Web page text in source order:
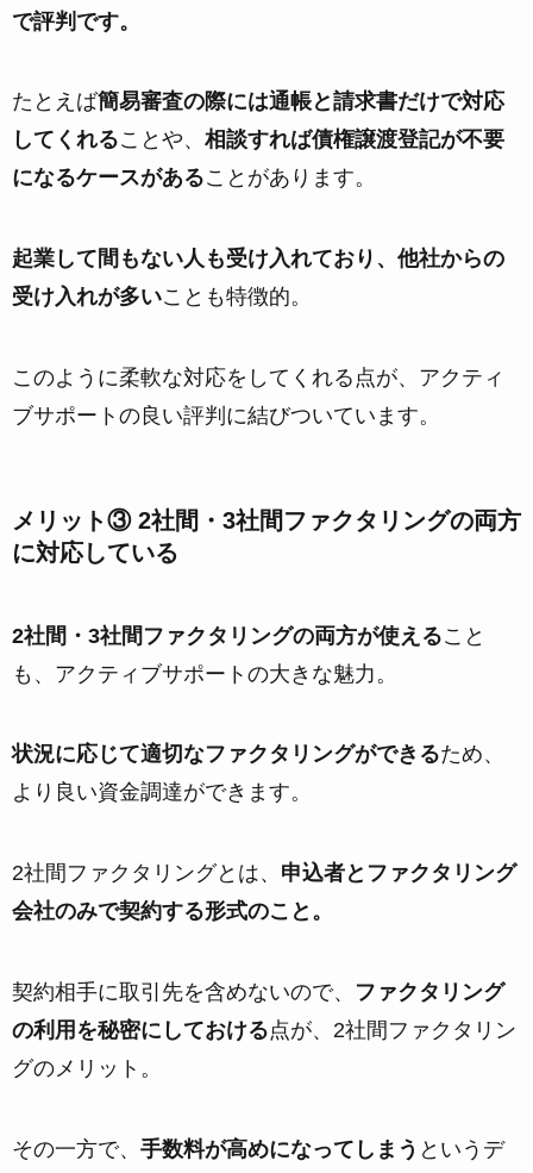
で評判です。
たとえば簡易審査の際には通帳と請求書だけで対応
してくれることや、 相談すれば債権譲渡登記が不要
になるケースがあることがあります。
起業して間もない人も受け入れており、他社からの
受け入れが多いことも特徴的。
このように柔軟な対応をしてくれる点が、アクティ
ブサポートの良い評判に結びついています。
メリット③ 2社間・3社間ファクタリングの両方
に対応している
2社間・3社間ファクタリングの両方が使えること
も、アクティブサポートの大きな魅力。
状況に応じて適切なファクタリングができるため、
より良い資金調達ができます。
2社間ファクタリングとは、 申込者とファクタリング
会社のみで契約する形式のこと。
契約相手に取引先を含めないので、 ファクタリング
の利用を秘密にしておける点が、2社間ファクタリン
グのメリット。
その一方で、 手数料が高めになってしまう というデ